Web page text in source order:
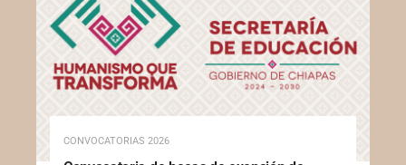
CONVOCATORIAS 2026